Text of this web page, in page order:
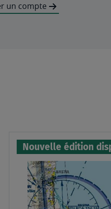
un compte
Nouvelle édition